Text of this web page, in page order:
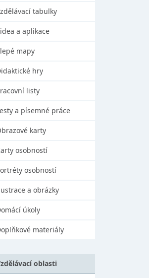
tabulky
a aplikace
mapy
hry
listy
a písemné práce
karty
osobností
osobností
a obrázky
úkoly
materiály
oblasti